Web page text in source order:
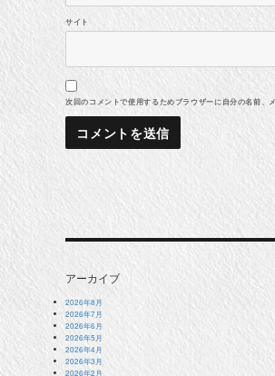
サイト
次回のコメントで使用するためブラウザーに自分の名前、
アーカイブ
2026年8月
2026年7月
2026年6月
2026年5月
2026年4月
2026年3月
2026年2月